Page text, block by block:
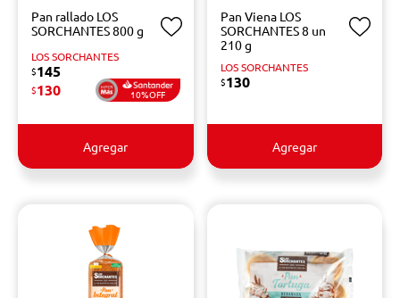
Pan rallado LOS
SORCHANTES 800 g
LOS SORCHANTES
$145
$130 10%OFF
Agregar
Pan Viena LOS
SORCHANTES 8 un
210 g
LOS SORCHANTES
$130
Agregar